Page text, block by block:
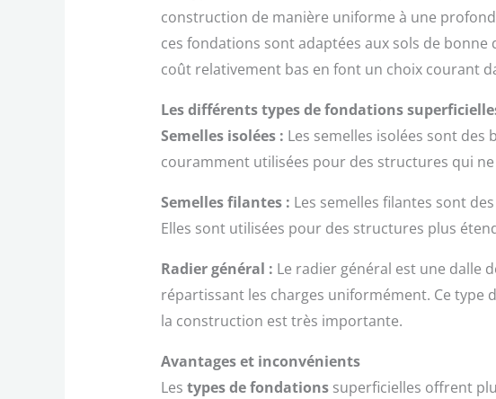
construction de manière uniforme à une
ces fondations sont adaptées aux sols de
coût relativement bas en font un choix courant
Les différents types de fondations
Semelles isolées : Les semelles isolées sont
couramment utilisées pour des structures qui
Semelles filantes : Les semelles filantes sont
Elles sont utilisées pour des structures plus
Radier général : Le radier général est une dalle
répartissant les charges uniformément. Ce type
la construction est très importante.
Avantages et inconvénients
Les types de fondationssuperficielles offrent